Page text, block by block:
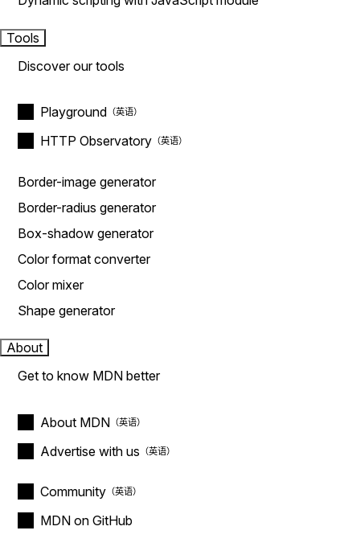
Tools
Discover our tools
Playground
HTTP Observatory
Border-image generator
Border-radius generator
Box-shadow generator
Color format converter
Color mixer
Shape generator
About
Get to know MDN better
About MDN
Advertise with us
Community
MDN on GitHub